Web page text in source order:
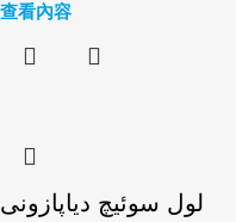
查看內容
لول سوئیچ دیاپازونی